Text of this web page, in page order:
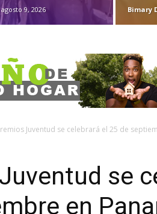
agosto 9, 2026 Bimary
Juventud se celebrará el 25 de
se
en